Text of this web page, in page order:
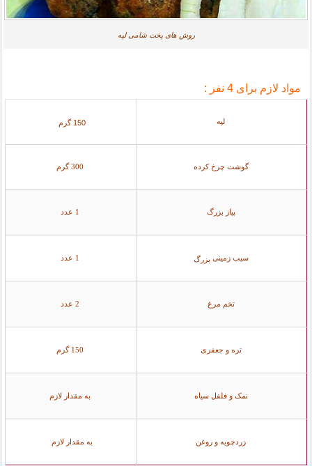
روش های پخت شامی لپه
مواد لازم برای 4 نفر :
لپه 150 گرم
گوشت چرخ کرده
پیاز بزرگ
سیب زمینی بزرگ
تخم مرغ
تره و جعفری
نمک و فلفل سیاه به مقدار لازم
زردچوبه و روغن به مقدار لازم